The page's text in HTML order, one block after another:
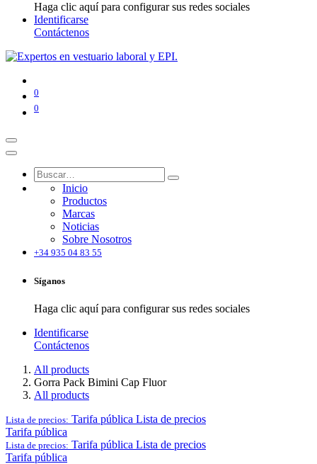
Haga clic aquí para configurar sus redes sociales
Identificarse
Contáctenos
0
0
Inicio
Productos
Marcas
Noticias
Sobre Nosotros
+34 935 04 83 55
Síganos
Haga clic aquí para configurar sus redes sociales
Identificarse
Contáctenos
All products
Gorra Pack Bimini Cap Fluor
All products
Lista de precios: Tarifa pública Lista de precios
Tarifa pública
Lista de precios: Tarifa pública Lista de precios
Tarifa pública